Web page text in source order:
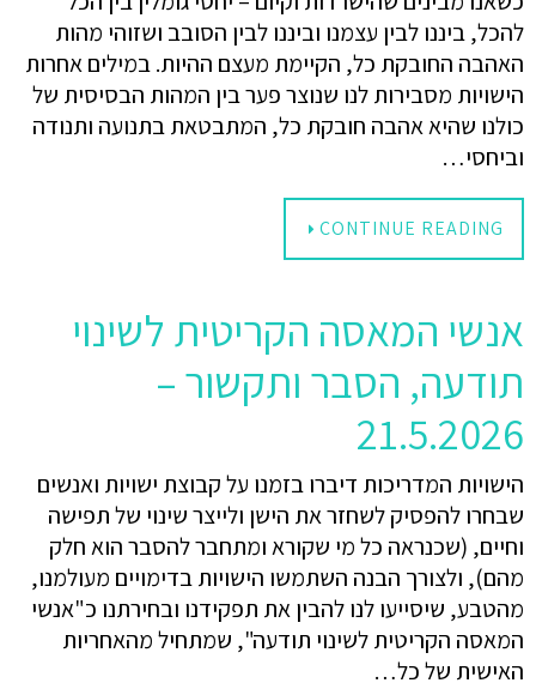
להכל, ביננו לבין עצמנו וביננו לבין הסובב ושזוהי מהות
האהבה החובקת כל, הקיימת מעצם ההיות. במילים אחרות
הישויות מסבירות לנו שנוצר פער בין המהות הבסיסית של
כולנו שהיא אהבה חובקת כל, המתבטאת בתנועה ותנודה
וביחסי…
CONTINUE READING
אנשי המאסה הקריטית לשינוי
תודעה, הסבר ותקשור –
21.5.2026
הישויות המדריכות דיברו בזמנו על קבוצת ישויות ואנשים
שבחרו להפסיק לשחזר את הישן ולייצר שינוי של תפישה
וחיים, (שכנראה כל מי שקורא ומתחבר להסבר הוא חלק
מהם), ולצורך הבנה השתמשו הישויות בדימויים מעולמנו,
מהטבע, שיסייעו לנו להבין את תפקידנו ובחירתנו כ"אנשי
המאסה הקריטית לשינוי תודעה", שמתחיל מהאחריות
האישית של כל…